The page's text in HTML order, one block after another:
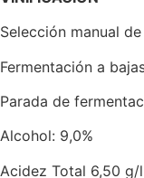
Selección manual
Fermentación a
Parada de
Alcohol: 9,0%
Acidez Total 6,50